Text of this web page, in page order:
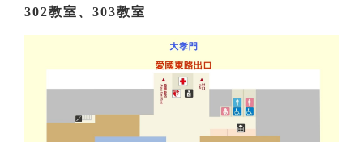
302教室、303教室